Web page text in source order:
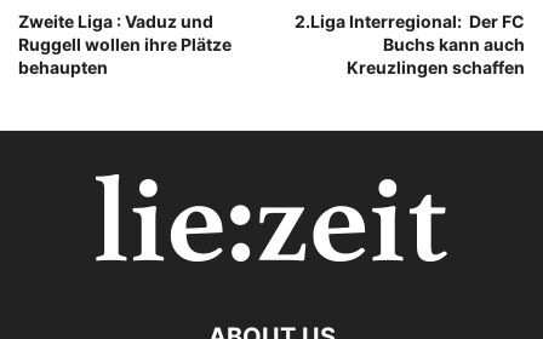
Zweite Liga : Vaduz und
Ruggell wollen ihre Plätze
behaupten
2.Liga Interregional: Der FC
Buchs kann auch
Kreuzlingen schaffen